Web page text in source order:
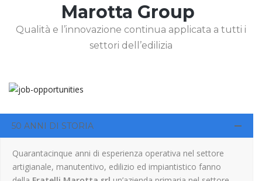
Marotta Group
Qualità e l’innovazione continua applicata a tutti i
settori dell’edilizia
50 ANNI DI STORIA
Quarantacinque anni di esperienza operativa nel settore
artigianale, manutentivo, edilizio ed impiantistico fanno